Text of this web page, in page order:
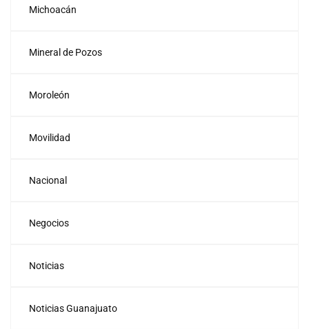
Michoacán
Mineral de Pozos
Moroleón
Movilidad
Nacional
Negocios
Noticias
Noticias Guanajuato